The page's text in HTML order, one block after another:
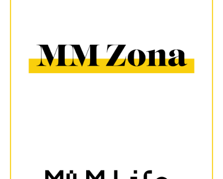
koje smo s pažnjom pripremili za vas.